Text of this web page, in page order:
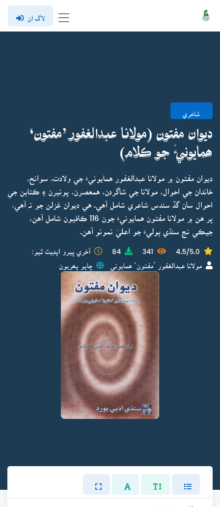
لاگ ان
شاعري
ديوان مفتون (مولانا عبدالغفور ’مفتون‘
ھمايونيءَ جو ڪلام)
ديوان مفتون ۾ مولانا عبدالغفور همايونيءَ جي ولادت، سوانح،
خاندان جي احوال، مولانا جي شاگردن، همعصرن، پونيرن ۽ ڪتابن جي
احوال سان گڏ سندس شاعري شامل آهي. هي ديوان غزلن جو نہ آهي،
پر هن ۾ مولانا مفتون همايونيءَ جون 116 ڪافيون شامل آهن،
جيڪي نج سنڌي ٻوليءَ جو اعليٰ نمونو آهن.
4.5/5.0
341
84 آخري ڀيرو اپڊيٽ ٿيو:
مولانا عبدالغفور ’مفتون‘ ھمايوني ڇاپو پھريون